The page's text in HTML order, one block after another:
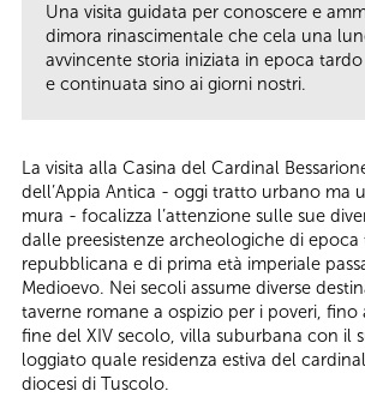
Una visita guidata per conoscere e
dimora rinascimentale che cela una
avvincente storia iniziata in epoca
e continuata sino ai giorni nostri.
La visita alla Casina del Cardinal
dell’Appia Antica - oggi tratto urbano ma
mura - focalizza l’attenzione sulle sue
dalle preesistenze archeologiche di epoca
repubblicana e di prima età imperiale
Medioevo. Nei secoli assume diverse
taverne romane a ospizio per i poveri, fino
fine del XIV secolo, villa suburbana con il
loggiato quale residenza estiva del
diocesi di Tuscolo.